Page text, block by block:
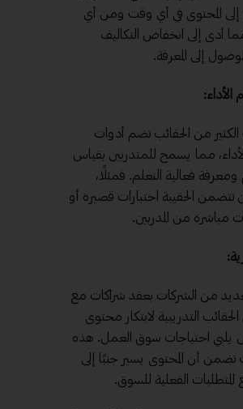
إلى المحتوى في أي وقت ومن أي
أدى إلى انخفاض التكاليف
إلى المعرفة.
الأداء:
من الحقائب تضم أدوات
مما يسمح للمتدربين بقياس
فعالية التعلم. فمثلًا،
تتضمن الحقيبة اختبارات قصيرة أو
مباشرة من المدربين.
من الشركات بعقد شراكات مع
التدريبية لابتكار محتوى
احتياجات سوق العمل. هذه
تضمن أن المحتوى يسير جنبًا إلى
الفعلية للسوق.